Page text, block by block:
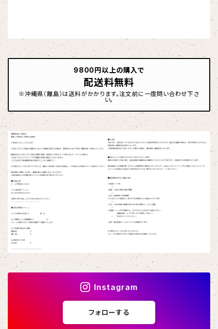
9800円以上の購入で
配送料無料
※沖縄県（離島）は送料がかかります。注文前に一度問い合わせ下さ
い。
Instagram
フォローする